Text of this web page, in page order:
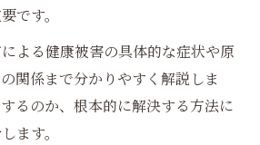
です。
よる健康被害の具体的な症状や原
関係まで分かりやすく解説しま
るのか、根本的に解決する方法に
ます。